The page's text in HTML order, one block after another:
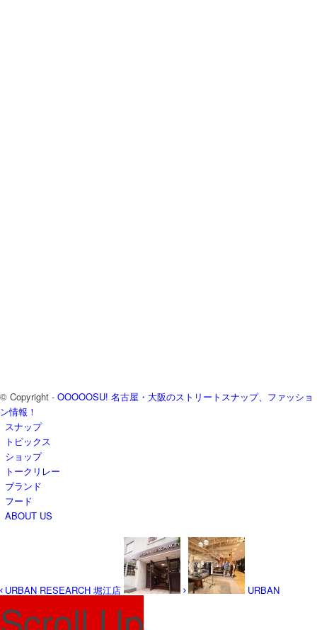
© Copyright - OOOOOSU! 名古屋・大阪のストリートスナップ、ファッショ
ン情報！
スナップ
トピックス
ショップ
トークリレー
ブランド
フード
ABOUT US
URBAN RESEARCH 堀江店
URBAN